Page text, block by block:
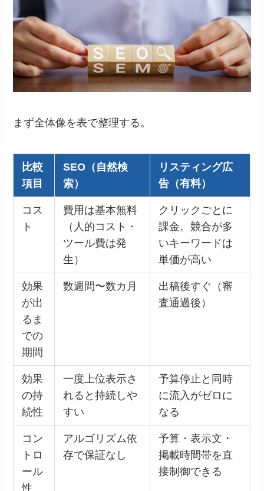
まず全体像を表で整理する。
比較
項目
SEO（自然検
索）
リスティング広
告（有料）
コス
ト
費用は基本無料
（人的コスト・
ツール費は発
生）
クリックごとに
課金。競合が多
いキーワードは
単価が高い
効果
が出
るま
での
期間
数週間〜数カ月
出稿後すぐ（審
査通過後）
効果
の持
続性
一度上位表示さ
れると持続しや
すい
予算停止と同時
に流入がゼロに
なる
コン
トロ
ール
性
アルゴリズム依
存で保証なし
予算・表示文・
掲載時間帯を直
接制御できる